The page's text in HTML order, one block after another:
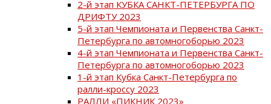
2-й этап КУБКА САНКТ-ПЕТЕРБУРГА ПО
ДРИФТУ 2023
5-й этап Чемпионата и Первенства Санкт-
Петербурга по автомногоборью 2023
4-й этап Чемпионата и Первенства Санкт-
Петербурга по автомногоборью 2023
1-й этап Кубка Санкт-Петербурга по
ралли-кроссу 2023
РАЛЛИ «ПИКНИК 2023»